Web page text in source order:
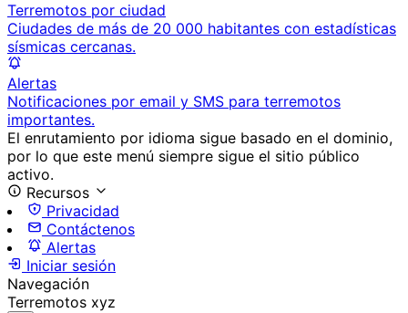
Terremotos por ciudad
Ciudades de más de 20 000 habitantes con estadísticas
sísmicas cercanas.
Alertas
Notificaciones por email y SMS para terremotos
importantes.
El enrutamiento por idioma sigue basado en el dominio,
por lo que este menú siempre sigue el sitio público
activo.
Recursos
Privacidad
Contáctenos
Alertas
Iniciar sesión
Navegación
Terremotos xyz